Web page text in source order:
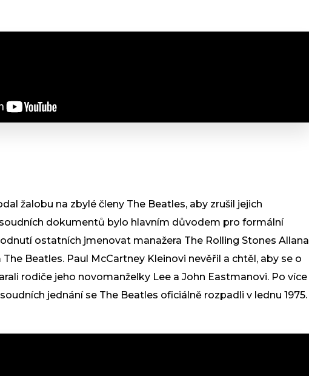
žalobu na zbylé členy The Beatles, aby zrušil jejich
dokumentů bylo hlavním důvodem pro formální
ostatních jmenovat manažera The Rolling Stones Allana
Beatles. Paul McCartney Kleinovi nevěřil a chtěl, aby se o
rodiče jeho novomanželky Lee a John Eastmanovi. Po více
jednání se The Beatles oficiálně rozpadli v lednu 1975.